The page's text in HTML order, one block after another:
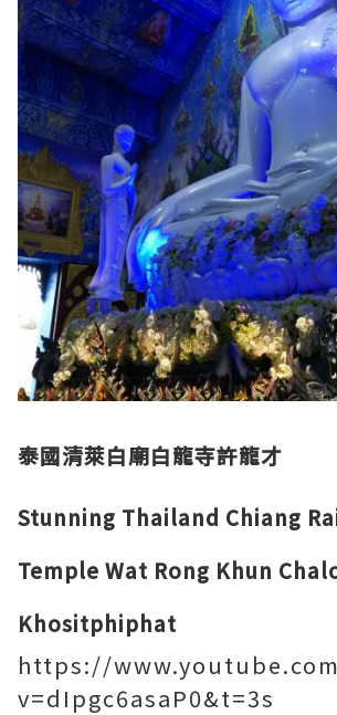
泰國清萊白廟白龍寺許龍才
Stunning Thailand Chiang
Temple Wat Rong Khun
Khositphiphat
https://
v=dIpgc6asaP0&t=3s